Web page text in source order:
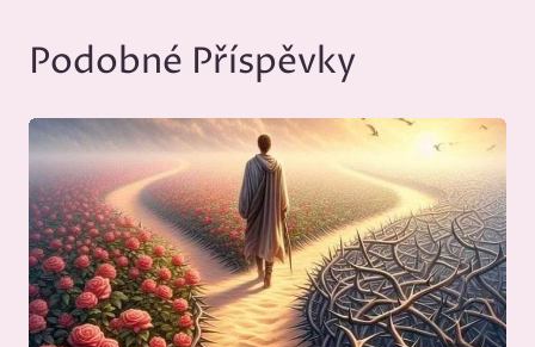
Podobné Příspěvky